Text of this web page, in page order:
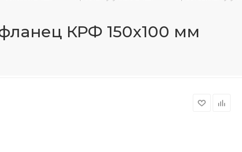
КРФ 150х100 мм